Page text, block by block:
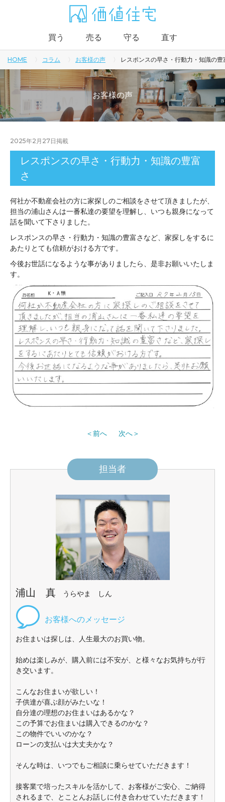
買う 売る 守る 直す
HOME コラム お客様の声 レスポンスの早さ・行動力・知識の豊
お客様の声
2025年2月27日掲載
レスポンスの早さ・行動力・知識の豊富
さ
何社か不動産会社の方に家探しのご相談をさせて頂きましたが、
担当の浦山さんは一番私達の要望を理解し、いつも親身になって
話を聞いて下さりました。
レスポンスの早さ・行動力・知識の豊富さなど、家探しをするに
あたりとても信頼がおける方です。
今後お世話になるような事がありましたら、是非お願いいたしま
す。
前へ 次へ
担当者
浦山 真 うらやま しん
お住まいは探しは、人生最大のお買い物。
始めは楽しみが、購入前には不安が、と様々なお気持ちが行
き交います。
こんなお住まいが欲しい！
子供達が喜ぶ顔がみたいな！
自分達の理想のお住まいはあるかな？
この予算でお住まいは購入できるのかな？
この物件でいいのかな？
ローンの支払いは大丈夫かな？
そんな時は、いつでもご相談に乗らせていただきます！
接客業で培ったスキルを活かして、お客様がご安心、ご納得
されるまで、とことんお話しに付き合わせていただきます！